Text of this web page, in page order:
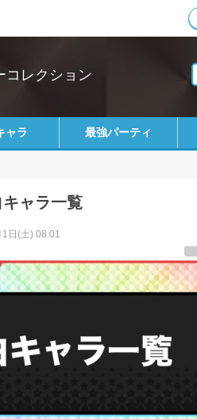
コレクション
ャラ 最強パーティ
キャラ一覧
日(土) 08:01